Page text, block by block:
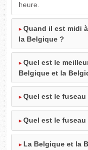
heure.
Quand il est midi
la Belgique ?
Quel est le
Belgique et la
Quel est le
Quel est le
La Belgique et la